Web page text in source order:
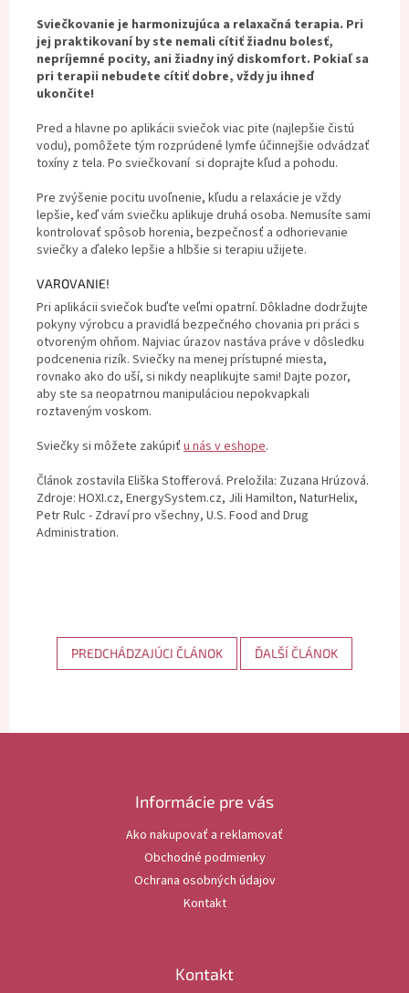
Sviečkovanie je harmonizujúca a relaxačná terapia. Pri
jej praktikovaní by ste nemali cítiť žiadnu bolesť,
nepríjemné pocity, ani žiadny iný diskomfort. Pokiaľ sa
pri terapii nebudete cítiť dobre, vždy ju ihneď
ukončite!
Pred a hlavne po aplikácii sviečok viac pite (najlepšie čistú
vodu), pomôžete tým rozprúdené lymfe účinnejšie odvádzať
toxíny z tela. Po sviečkovaní si doprajte kľud a pohodu.
Pre zvýšenie pocitu uvoľnenie, kľudu a relaxácie je vždy
lepšie, keď vám sviečku aplikuje druhá osoba. Nemusíte sami
kontrolovať spôsob horenia, bezpečnosť a odhorievanie
sviečky a ďaleko lepšie a hlbšie si terapiu užijete.
VAROVANIE!
Pri aplikácii sviečok buďte veľmi opatrní. Dôkladne dodržujte
pokyny výrobcu a pravidlá bezpečného chovania pri práci s
otvoreným ohňom. Najviac úrazov nastáva práve v dôsledku
podcenenia rizík. Sviečky na menej prístupné miesta,
rovnako ako do uší, si nikdy neaplikujte sami! Dajte pozor,
aby ste sa neopatrnou manipuláciou nepokvapkali
roztaveným voskom.
Sviečky si môžete zakúpiť u nás v eshope.
Článok zostavila Eliška Stofferová. Preložila: Zuzana Hrúzová.
Zdroje: HOXI.cz, EnergySystem.cz, Jili Hamilton, NaturHelix,
Petr Rulc - Zdraví pro všechny, U.S. Food and Drug
Administration.
PREDCHÁDZAJÚCI ČLÁNOK ĎALŠÍ ČLÁNOK
Informácie pre vás
Ako nakupovať a reklamovať
Obchodné podmienky
Ochrana osobných údajov
Kontakt
Kontakt